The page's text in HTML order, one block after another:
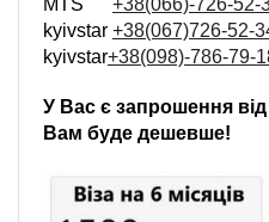
MTS +38(066)-726-52-
kyivstar +38(067)726-52-
kyivstar+38(098)-786-79-
У Вас є запрошення
Вам буде дешевше!